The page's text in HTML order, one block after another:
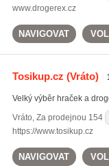
www.drogerex.cz
NAVIGOVAT
Tosikup.cz (Vráto)
Velký výběr hraček a
Vráto, Za prodejnou 154
https://www.tosikup.cz
NAVIGOVAT